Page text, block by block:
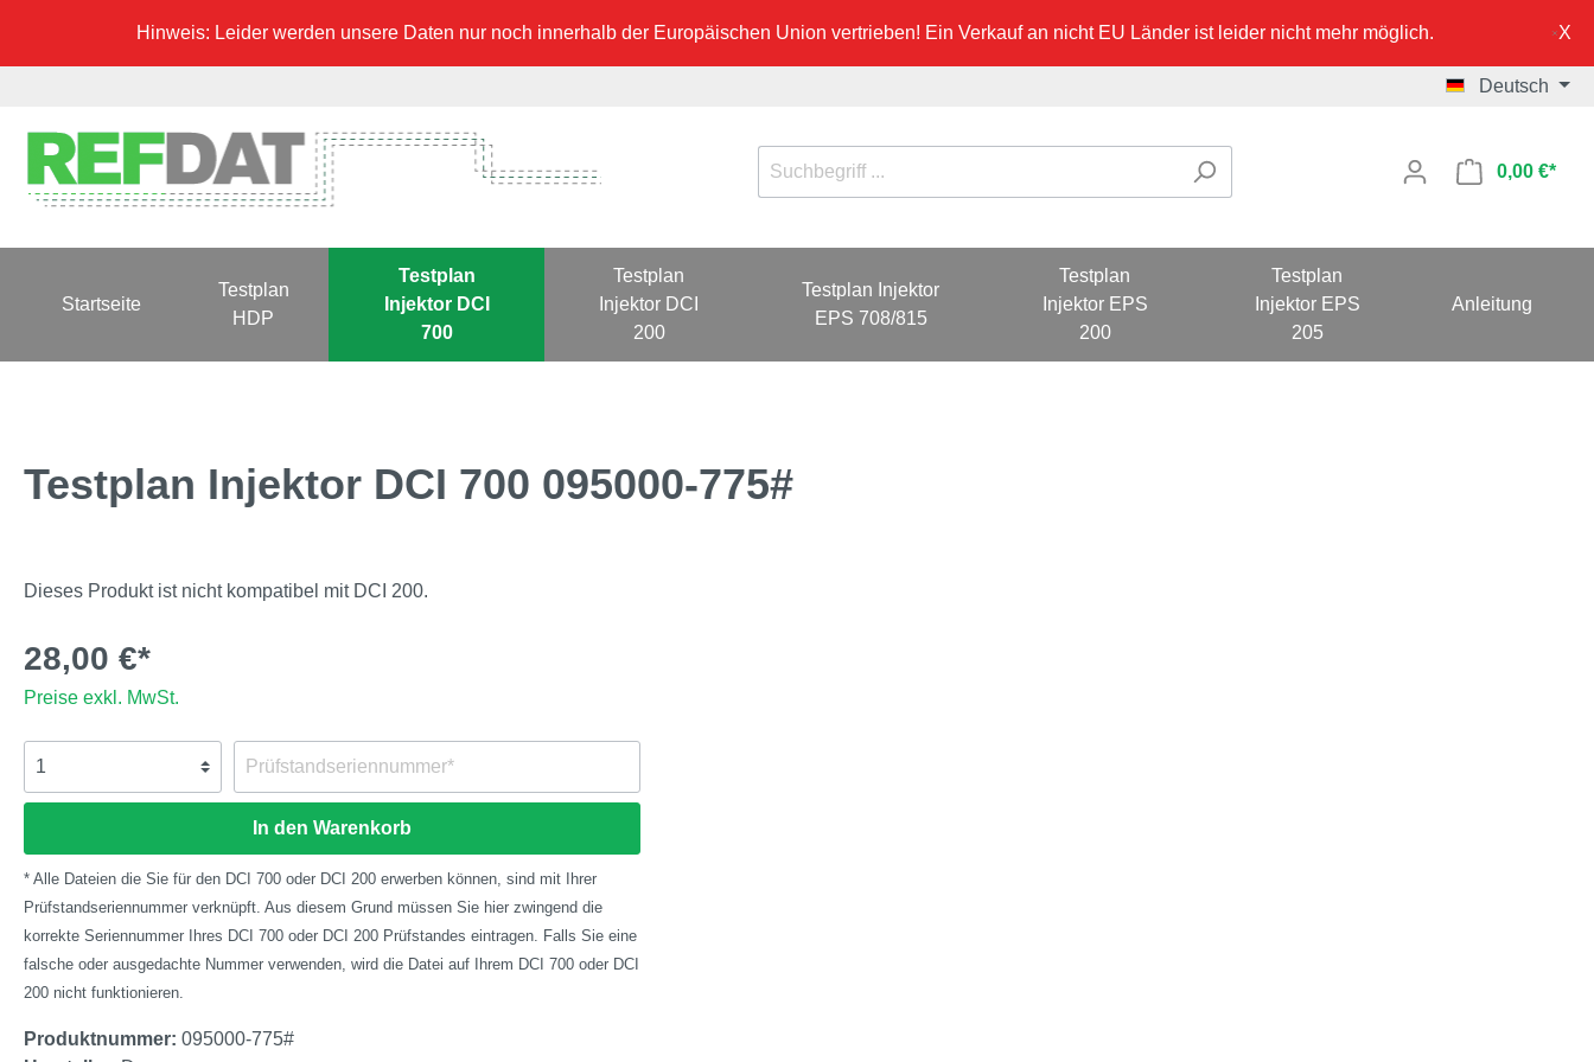
Hinweis: Leider werden unsere Daten nur noch innerhalb der Europäischen Union vertrieben! Ein Verkauf an nicht EU Länder ist leider nicht mehr möglich.
Deutsch
0,00 €*
Startseite
Testplan
HDP
Testplan
Injektor DCI
700
Testplan
Injektor DCI
200
Testplan Injektor
EPS 708/815
Testplan
Injektor EPS
200
Testplan
Injektor EPS
205
Anleitung
Testplan Injektor DCI 700 095000-775#
Dieses Produkt ist nicht kompatibel mit DCI 200.
28,00 €*
Preise exkl. MwSt.
In den Warenkorb
* Alle Dateien die Sie für den DCI 700 oder DCI 200 erwerben können, sind mit Ihrer
Prüfstandseriennummer verknüpft. Aus diesem Grund müssen Sie hier zwingend die
korrekte Seriennummer Ihres DCI 700 oder DCI 200 Prüfstandes eintragen. Falls Sie eine
falsche oder ausgedachte Nummer verwenden, wird die Datei auf Ihrem DCI 700 oder DCI
200 nicht funktionieren.
Produktnummer: 095000-775#